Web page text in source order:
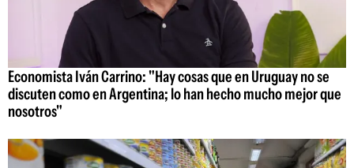
Economista Iván Carrino: "Hay cosas que en Uruguay no se
discuten como en Argentina; lo han hecho mucho mejor que
nosotros"